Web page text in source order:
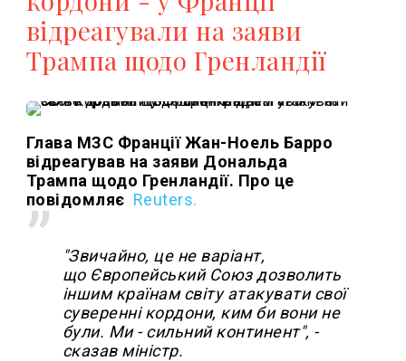
відреагували на заяви
Трампа щодо Гренландії
Глава МЗС Франції Жан-Ноель Барро
відреагував на заяви Дональда
Трампа щодо Гренландії. Про це
повідомляє Reuters.
"Звичайно, це не варіант,
що Європейський Союз дозволить
іншим країнам світу атакувати свої
суверенні кордони, ким би вони не
були. Ми - сильний континент", -
сказав міністр.